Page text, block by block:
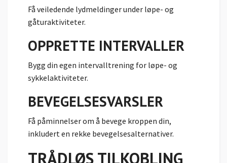
Få veiledende lydmeldinger under løpe- og
gåturaktiviteter.
OPPRETTE INTERVALLER
Bygg din egen intervalltrening for løpe- og
sykkelaktiviteter.
BEVEGELSESVARSLER
Få påminnelser om å bevege kroppen din,
inkludert en rekke bevegelsesalternativer.
TRÅDLØS TILKOBLING